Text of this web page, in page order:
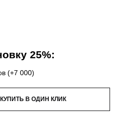
25%:
(+7 000)
КУПИТЬ В ОДИН КЛИК